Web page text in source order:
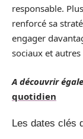
responsable.
renforcé sa
engager
sociaux et
A découvrir
quotidien
Les dates clés